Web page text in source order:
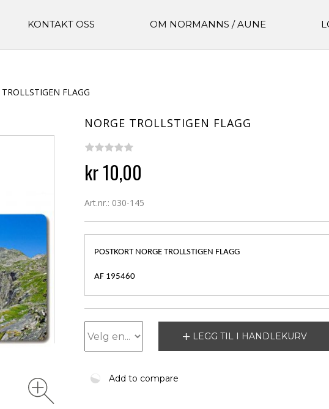
KONTAKT OSS OM NORMANNS / AUNE
FLAGG
NORGE TROLLSTIGEN FLAGG
kr 10,00
Art.nr.: 030-145
POSTKORT NORGE TROLLSTIGEN FLAGG
AF 195460
LEGG TIL I HANDLEKURV
Add to compare